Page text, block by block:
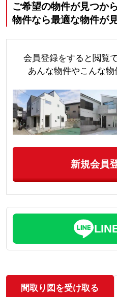
ご希望の物件が見つか
物件なら最適な物件が
会員登録をすると閲覧
あんな物件やこんな物
新規会員
間取り図を受け取る